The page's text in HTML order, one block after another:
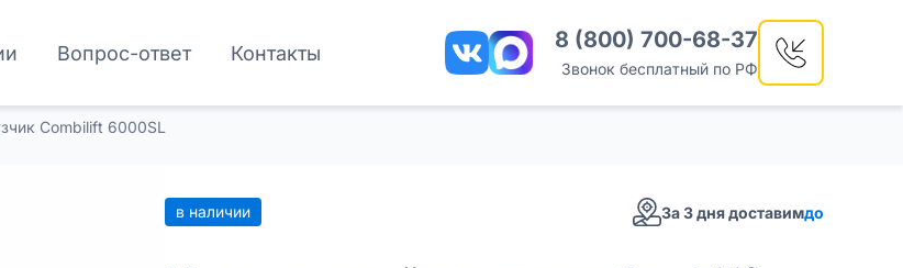
Вопрос-ответ Контакты 8 (800) 700-68-37
Звонок бесплатный по РФ
Combilift 6000SL
в наличии За 3 дня доставимдо